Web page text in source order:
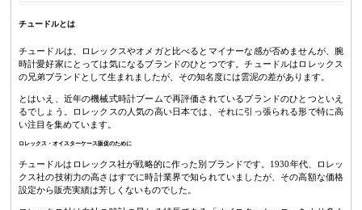
チュードルとは
チュードルは、ロレックスやオメガと比べるとマイナーな感が否めませんが、腕
時計愛好家にとっては気になるブランドのひとつです。チュードルはロレックス
の兄弟ブランドとして生まれましたが、その知名度には雲泥の差があります。
とはいえ、近年の機械式時計ブームで再評価されているブランドのひとつといえ
るでしょう。ロレックスの人気の高い日本では、それに引っ張られる形で特に高
い注目を集めています。
ロレックス・オイスターケース販促のために
チュードルはロレックス社が戦略的に作った別ブランドです。1930年代、ロレッ
クス社の技術力の高さはすでに時計業界で知られていましたが、その高額な価格
設定から販売実績は芳しくないものでした。